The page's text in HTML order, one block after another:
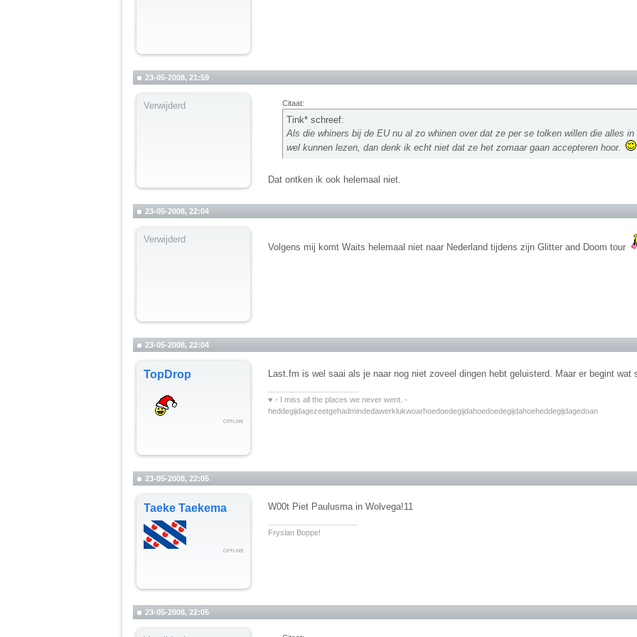
23-05-2008, 21:59
Verwijderd Citaat:
Tink* schreef:
Als die whiners bij de EU nu al zo whinen over dat ze per se tolken willen die alles
wel kunnen lezen, dan denk ik echt niet dat ze het zomaar gaan accepteren hoor.
Dat ontken ik ook helemaal niet.
23-05-2008, 22:04
Verwijderd
Volgens mij komt Waits helemaal niet naar Nederland tijdens zijn Glitter and Doom tour
23-05-2008, 22:04
TopDrop
Last.fm is wel saai als je naar nog niet zoveel dingen hebt geluisterd. Maar er begint wat
♥ - I miss all the places we never went. -
heddegijdagezeetgehadmindedawerklukwoarhoedoedegijdahoedoedegijdahoeheddegijdagedoan
23-05-2008, 22:05
Taeke Taekema
W00t Piet Paulusma in Wolvega!11
Fryslan Boppe!
23-05-2008, 22:05